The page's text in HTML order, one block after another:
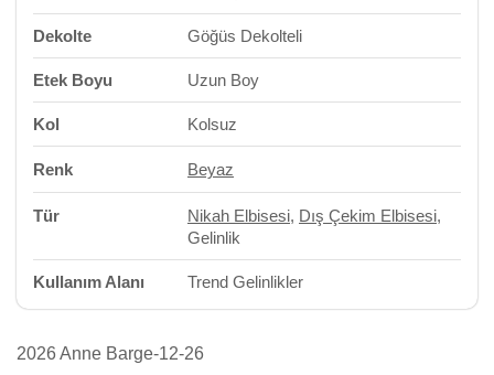
Dekolte Göğüs Dekolteli
Etek Boyu Uzun Boy
Kol Kolsuz
Renk Beyaz
Tür Nikah Elbisesi, Dış Çekim Elbisesi,
Gelinlik
Kullanım Alanı Trend Gelinlikler
2026 Anne Barge-12-26